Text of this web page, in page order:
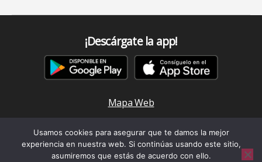
¡Descárgate la app!
Mapa Web
Aviso Legal y Política de Privacidad
Política de cookies
Usamos cookies para asegurar que te damos la mejor
experiencia en nuestra web. Si continúas usando este sitio,
asumiremos que estás de acuerdo con ello.